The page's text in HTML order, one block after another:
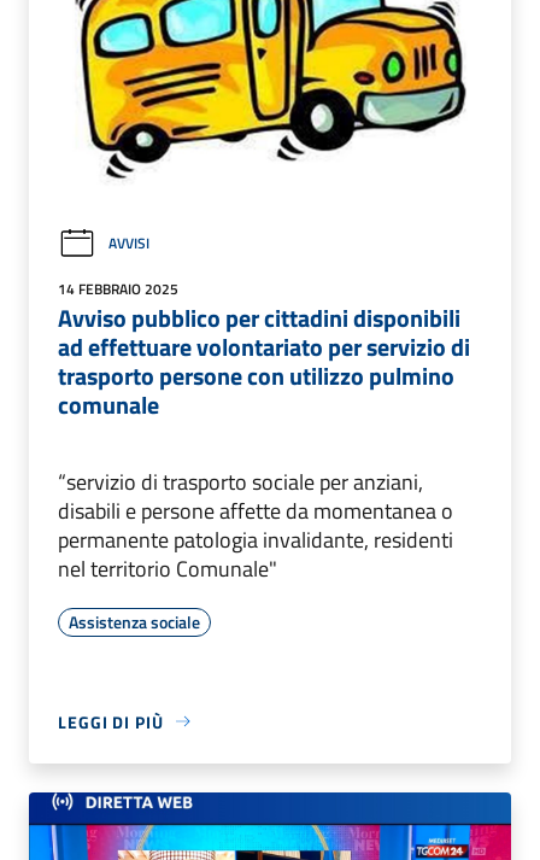
AVVISI
14 FEBBRAIO 2025
Avviso pubblico per cittadini disponibili
ad effettuare volontariato per servizio di
trasporto persone con utilizzo pulmino
comunale
“servizio di trasporto sociale per anziani,
disabili e persone affette da momentanea o
permanente patologia invalidante, residenti
nel territorio Comunale"
Assistenza sociale
LEGGI DI PIÙ